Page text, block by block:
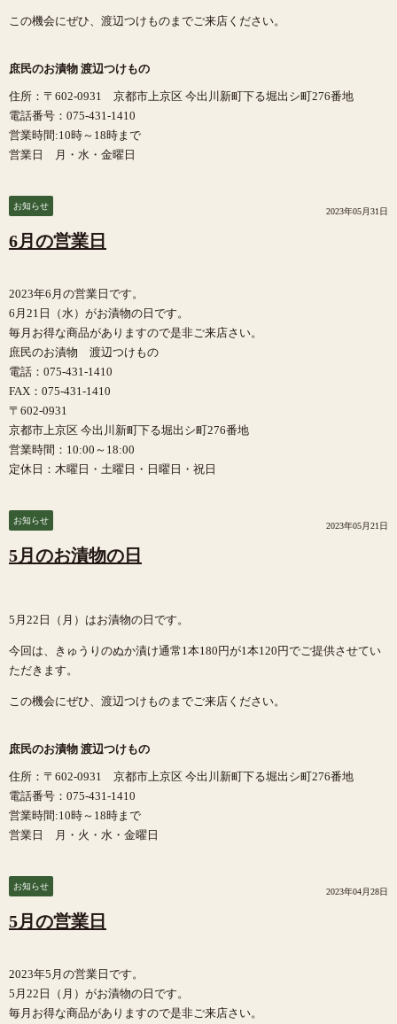
この機会にぜひ、渡辺つけものまでご来店ください。
庶民のお漬物 渡辺つけもの
住所：〒602-0931 京都市上京区 今出川新町下る堀出シ町276番地
電話番号：075-431-1410
営業時間:10時～18時まで
営業日 月・水・金曜日
お知らせ
2023年05月31日
6月の営業日
2023年6月の営業日です。
6月21日（水）がお漬物の日です。
毎月お得な商品がありますので是非ご来店さい。
庶民のお漬物 渡辺つけもの
電話：075-431-1410
FAX：075-431-1410
〒602-0931
京都市上京区 今出川新町下る堀出シ町276番地
営業時間：10:00～18:00
定休日：木曜日・土曜日・日曜日・祝日
お知らせ
2023年05月21日
5月のお漬物の日
5月22日（月）はお漬物の日です。
今回は、きゅうりのぬか漬け通常1本180円が1本120円でご提供させてい
ただきます。
この機会にぜひ、渡辺つけものまでご来店ください。
庶民のお漬物 渡辺つけもの
住所：〒602-0931 京都市上京区 今出川新町下る堀出シ町276番地
電話番号：075-431-1410
営業時間:10時～18時まで
営業日 月・火・水・金曜日
お知らせ
2023年04月28日
5月の営業日
2023年5月の営業日です。
5月22日（月）がお漬物の日です。
毎月お得な商品がありますので是非ご来店さい。